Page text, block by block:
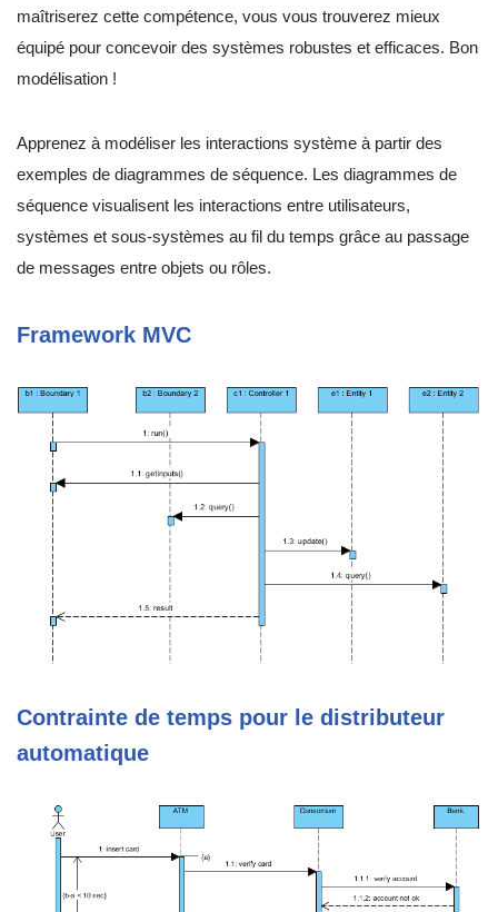
maîtriserez cette compétence, vous vous trouverez mieux
équipé pour concevoir des systèmes robustes et efficaces. Bon
modélisation !
Apprenez à modéliser les interactions système à partir des
exemples de diagrammes de séquence. Les diagrammes de
séquence visualisent les interactions entre utilisateurs,
systèmes et sous-systèmes au fil du temps grâce au passage
de messages entre objets ou rôles.
Framework MVC
Contrainte de temps pour le distributeur
automatique